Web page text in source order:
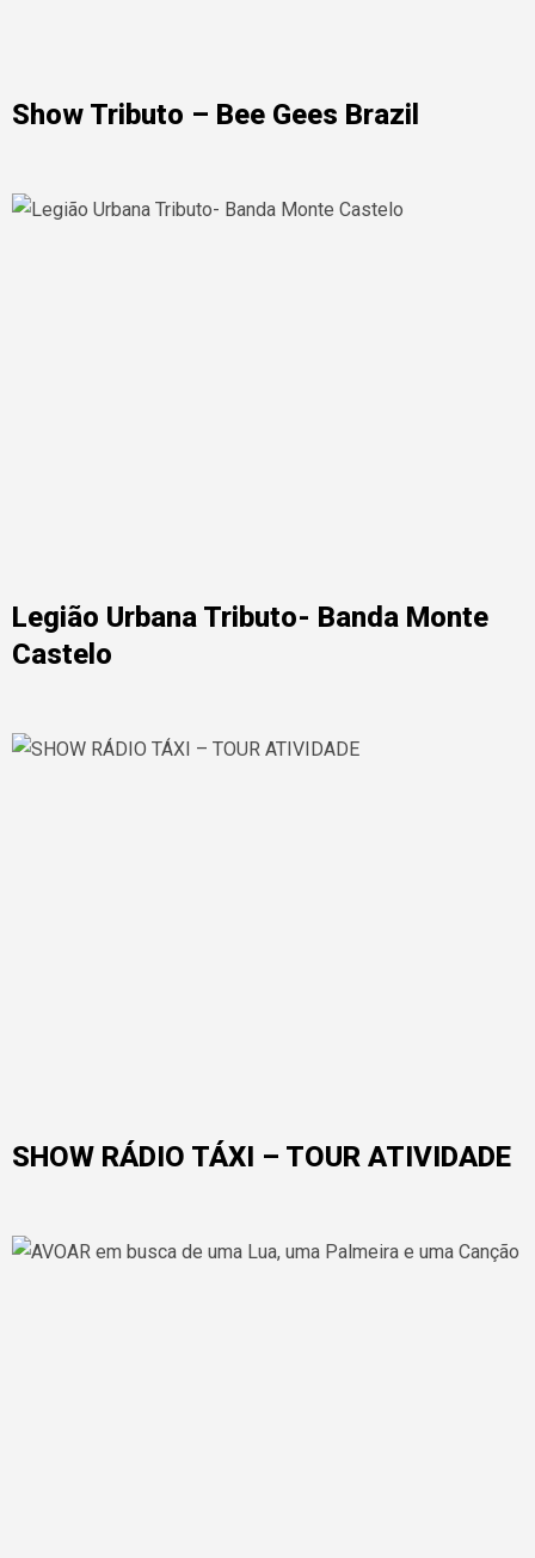
Show Tributo – Bee Gees Brazil
Legião Urbana Tributo- Banda Monte
Castelo
SHOW RÁDIO TÁXI – TOUR ATIVIDADE